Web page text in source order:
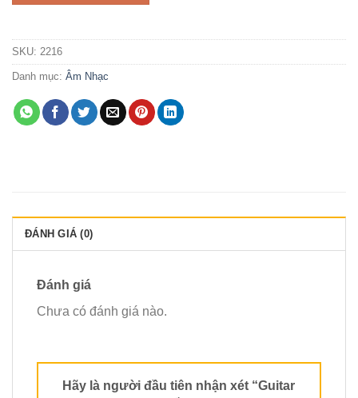
SKU: 2216
Danh mục: Âm Nhạc
ĐÁNH GIÁ (0)
Đánh giá
Chưa có đánh giá nào.
Hãy là người đầu tiên nhận xét “Guitar